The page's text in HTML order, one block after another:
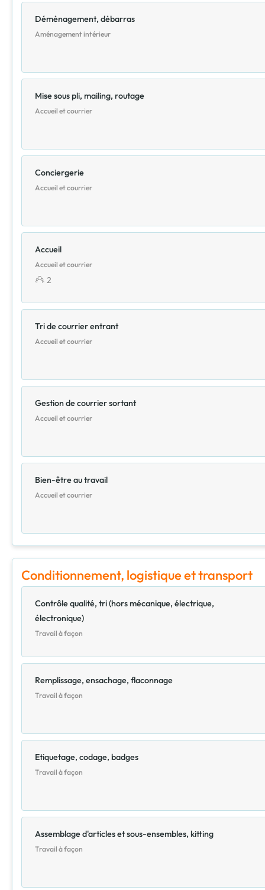
Déménagement, débarras
Aménagement intérieur
Mise sous pli, mailing, routage
Accueil et courrier
Conciergerie
Accueil et courrier
Accueil
Accueil et courrier
2
Tri de courrier entrant
Accueil et courrier
Gestion de courrier sortant
Accueil et courrier
Bien-être au travail
Accueil et courrier
Conditionnement, logistique et transport
Contrôle qualité, tri (hors mécanique, électrique,
électronique)
Travail à façon
Remplissage, ensachage, flaconnage
Travail à façon
Etiquetage, codage, badges
Travail à façon
Assemblage d'articles et sous-ensembles, kitting
Travail à façon